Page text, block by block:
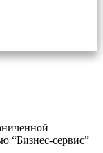
“Бизнес-сервис”